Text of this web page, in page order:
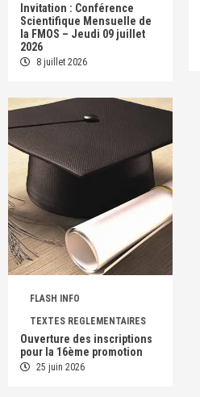
Invitation : Conférence
Scientifique Mensuelle de
la FMOS – Jeudi 09 juillet
2026
8 juillet 2026
FLASH INFO
TEXTES REGLEMENTAIRES
Ouverture des inscriptions
pour la 16ème promotion
25 juin 2026